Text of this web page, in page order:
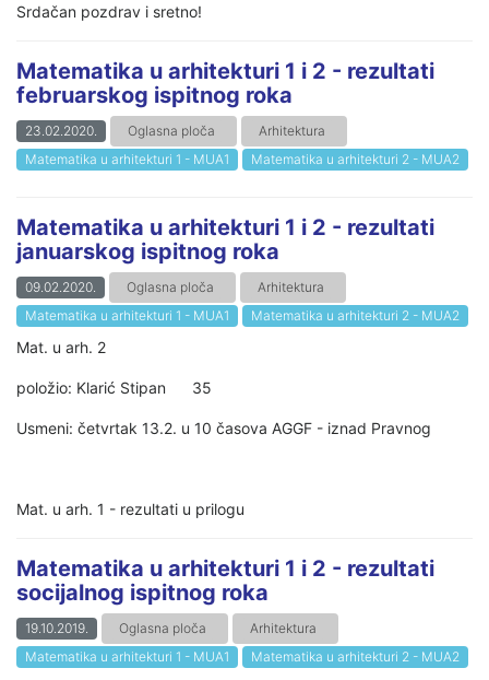
Srdačan pozdrav i sretno!
Matematika u arhitekturi 1 i 2 - rezultati
februarskog ispitnog roka
23.02.2020. Oglasna ploča
Arhitektura
Matematika u arhitekturi 1 - MUA1
Matematika u arhitekturi 2 - MUA2
Matematika u arhitekturi 1 i 2 - rezultati
januarskog ispitnog roka
09.02.2020. Oglasna ploča
Arhitektura
Matematika u arhitekturi 1 - MUA1
Matematika u arhitekturi 2 - MUA2
Mat. u arh. 2
položio: Klarić Stipan 35
Usmeni: četvrtak 13.2. u 10 časova AGGF - iznad Pravnog
Mat. u arh. 1 - rezultati u prilogu
Matematika u arhitekturi 1 i 2 - rezultati
socijalnog ispitnog roka
19.10.2019. Oglasna ploča
Arhitektura
Matematika u arhitekturi 1 - MUA1
Matematika u arhitekturi 2 - MUA2